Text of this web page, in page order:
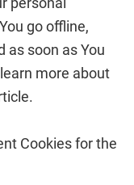
go offline,
as soon as You
more about
Cookies for the